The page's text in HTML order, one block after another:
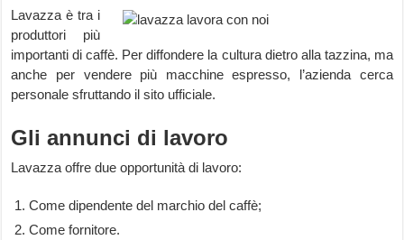
Lavazza è tra i
produttori più
importanti di caffè. Per diffondere la cultura dietro alla tazzina, ma
anche per vendere più macchine espresso, l’azienda cerca
personale sfruttando il sito ufficiale.
Gli annunci di lavoro
Lavazza offre due opportunità di lavoro:
Come dipendente del marchio del caffè;
Come fornitore.